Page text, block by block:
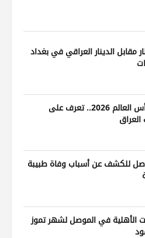
مقابل الدينار العراقي في بغداد
من ودية الأربعاء إلى كأس العالم 2026.. تعرف على
العراق
للكشف عن أسباب وفاة طبيبة
الأهلية في الموصل لشهر تموز